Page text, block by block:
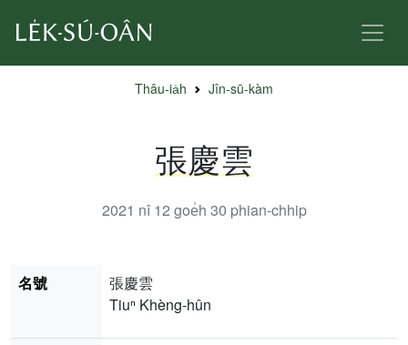
Thâu-ia̍h Jîn-sū-kàm
張慶雲
2021 nî 12 goe̍h 30 phian-chhip
名號
張慶雲
Tiuⁿ Khèng-hûn